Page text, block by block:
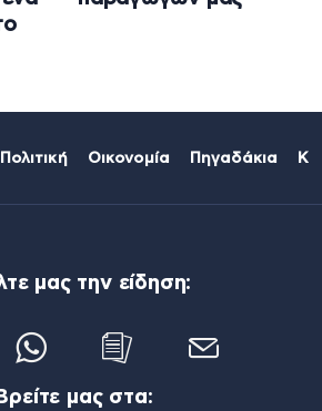
Πολιτική Οικονομία Πηγαδάκια
μας την είδηση:
μας στα: